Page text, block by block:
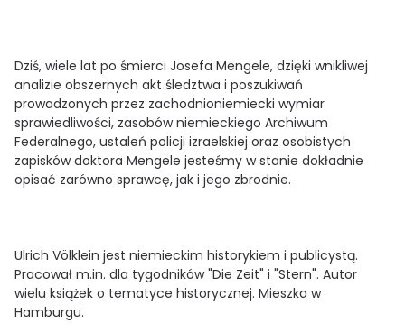
Dziś, wiele lat po śmierci Josefa Mengele, dzięki wnikliwej
analizie obszernych akt śledztwa i poszukiwań
prowadzonych przez zachodnioniemiecki wymiar
sprawiedliwości, zasobów niemieckiego Archiwum
Federalnego, ustaleń policji izraelskiej oraz osobistych
zapisków doktora Mengele jesteśmy w stanie dokładnie
opisać zarówno sprawcę, jak i jego zbrodnie.
Ulrich Völklein jest niemieckim historykiem i publicystą.
Pracował m.in. dla tygodników "Die Zeit" i "Stern". Autor
wielu książek o tematyce historycznej. Mieszka w
Hamburgu.